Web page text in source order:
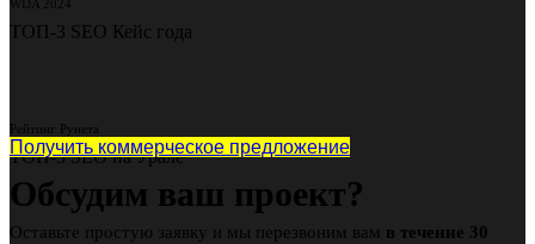
WDA 2024
ТОП-3 SEO Кейс года
Рейтинг Рунета
ТОП-3 SEO на Урале
Получить коммерческое предложение
Обсудим ваш проект?
Оставьте простую заявку и мы перезвоним вам в течение 30